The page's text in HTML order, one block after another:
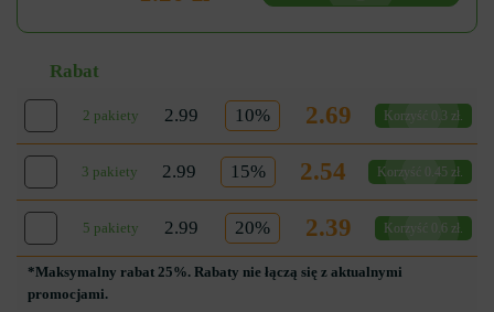
Rabat
2 pakiety 2.99 10% 2.69 Korzyść 0.3 zł.
3 pakiety 2.99 15% 2.54 Korzyść 0.45 zł.
5 pakiety 2.99 20% 2.39 Korzyść 0.6 zł.
*Maksymalny rabat 25%. Rabaty nie łączą się z aktualnymi
promocjami.